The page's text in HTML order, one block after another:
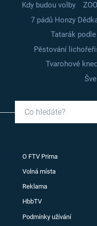
Kdy budou volby
7 pádů Honzy
Tatarák
Pěstování
Tvarohové
O FTV Prima
Volná místa
Reklama
HbbTV
Podmínky užívání